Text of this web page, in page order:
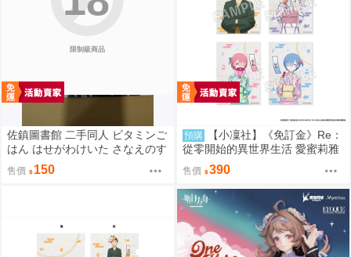
限制級商品
佐鎮圖書館 二手同人 ビタミンご
はん はせがわけいた さなえのす
きはとどまらずっ 東方
售價 150
預購
【小凜社】《免訂金》Re：
從零開始的異世界生活 愛蜜莉雅
拉姆 雷姆 お祭り ver. 和服 生寫
真卡片套組
售價 390